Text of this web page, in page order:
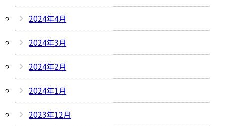
2024年4月
2024年3月
2024年2月
2024年1月
2023年12月